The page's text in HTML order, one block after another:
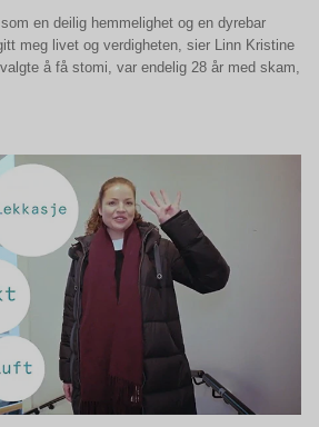
en deilig hemmelighet og en dyrebar
meg livet og verdigheten, sier Linn Kristine
å få stomi, var endelig 28 år med skam,